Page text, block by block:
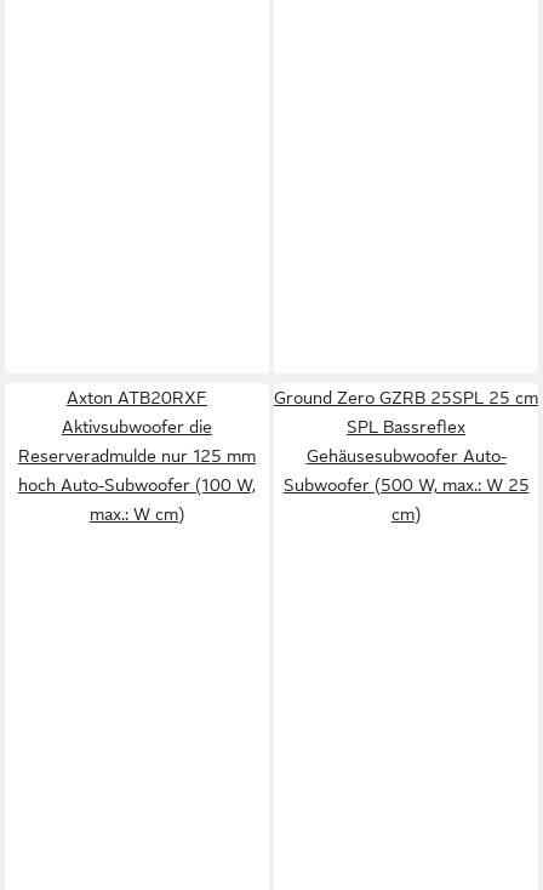
Axton ATB20RXF
Aktivsubwoofer die
Reserveradmulde nur 125 mm
hoch Auto-Subwoofer (100 W,
max.: W cm)
Ground Zero GZRB 25SPL 25 cm
SPL Bassreflex
Gehäusesubwoofer Auto-
Subwoofer (500 W, max.: W 25
cm)